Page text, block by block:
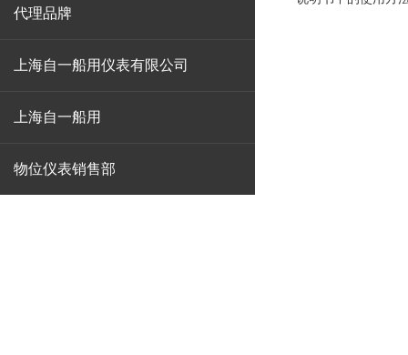
代理品牌
上海自一船用仪表有限公司
上海自一船用
物位仪表销售部